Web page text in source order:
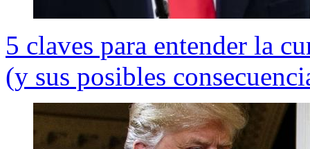
5 claves para entender la
(y sus posibles